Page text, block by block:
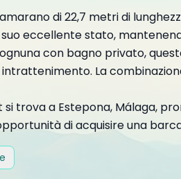
di 22,7 metri di
suo eccellente stato,
con bagno privato,
La
trova a Estepona, Málaga,
di acquisire una